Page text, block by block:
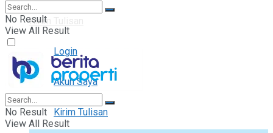
Kirim Tulisan
Login
Akun Saya
Kirim Tulisan
No Result
View All Result
No Result
View All Result